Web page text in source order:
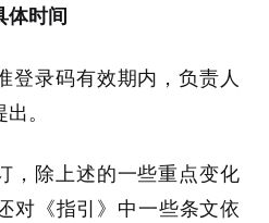
体时间
登录码有效期内，负责人
。
，除上述的一些重点变化
对《指引》中一些条文依